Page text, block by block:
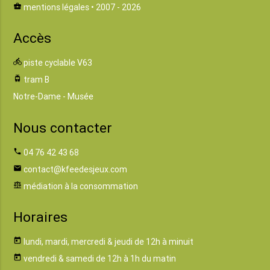
business_center mentions légales • 2007 - 2026
Accès
directions_bike piste cyclable V63
tram tram B
Notre-Dame - Musée
Nous contacter
phone 04 76 42 43 68
email contact@kfeedesjeux.com
balance médiation à la consommation
Horaires
today lundi, mardi, mercredi & jeudi de 12h à minuit
today vendredi & samedi de 12h à 1h du matin